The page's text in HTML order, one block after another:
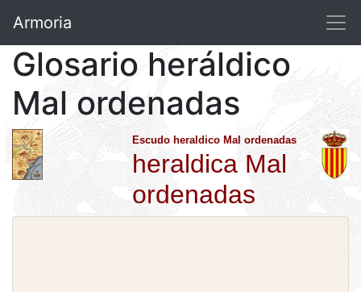
Armoria
Glosario heráldico
Mal ordenadas
Escudo heraldico Mal ordenadas
heraldica Mal
ordenadas